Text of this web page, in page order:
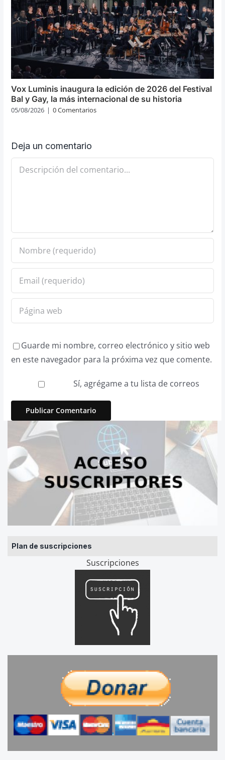
Plan de suscripciones
Suscripciones
Vox Luminis inaugura la edición de 2026 del Festival
Bal y Gay, la más internacional de su historia
05/08/2026 | 0 Comentarios
Deja un comentario
Comentario
Guarde mi nombre, correo electrónico y sitio web
en este navegador para la próxima vez que comente.
Sí, agrégame a tu lista de correos